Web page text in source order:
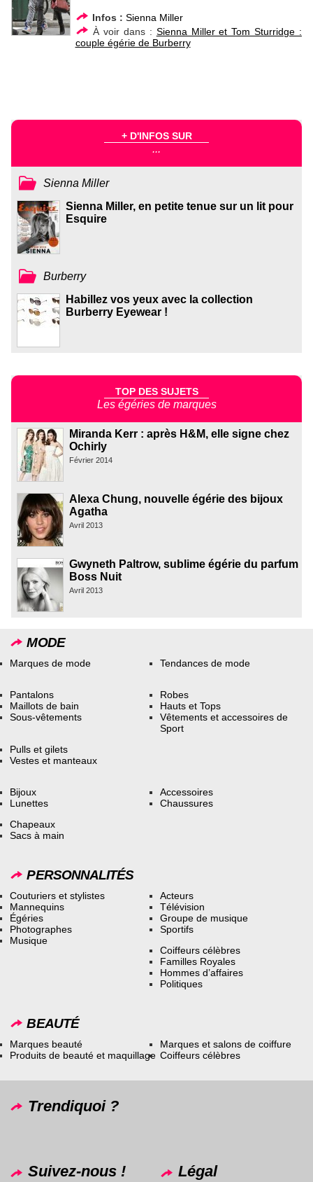
Infos : Sienna Miller
À voir dans : Sienna Miller et Tom Sturridge :
couple égérie de Burberry
+ D'INFOS SUR
...
Sienna Miller
Sienna Miller, en petite tenue sur un lit pour
Esquire
Burberry
Habillez vos yeux avec la collection
Burberry Eyewear !
TOP DES SUJETS
Les égéries de marques
Miranda Kerr : après H&M, elle signe chez
Ochirly
Février 2014
Alexa Chung, nouvelle égérie des bijoux
Agatha
Avril 2013
Gwyneth Paltrow, sublime égérie du parfum
Boss Nuit
Avril 2013
MODE
Marques de mode Tendances de mode
Pantalons
Maillots de bain
Sous-vêtements
Robes
Hauts et Tops
Vêtements et accessoires de
Sport
Pulls et gilets
Vestes et manteaux
Bijoux
Lunettes
Accessoires
Chaussures
Chapeaux
Sacs à main
PERSONNALITÉS
Couturiers et stylistes
Mannequins
Égéries
Photographes
Musique
Acteurs
Télévision
Groupe de musique
Sportifs
Coiffeurs célèbres
Familles Royales
Hommes d’affaires
Politiques
BEAUTÉ
Marques beauté
Produits de beauté et maquillage
Marques et salons de coiffure
Coiffeurs célèbres
Trendiquoi ?
Suivez-nous ! Légal